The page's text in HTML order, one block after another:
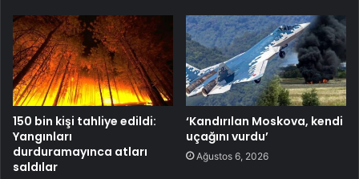
150 bin kişi tahliye edildi:
Yangınları
durduramayınca atları
saldılar
‘Kandırılan Moskova, kendi
uçağını vurdu’
Ağustos 6, 2026